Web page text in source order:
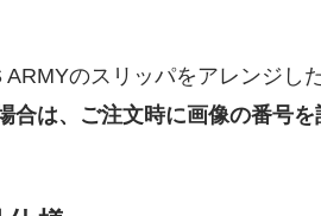
のスリッパをアレンジし
合は、ご注文時に画像の番号を